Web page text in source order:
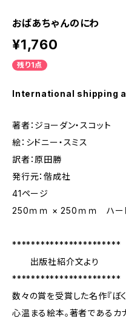
おばあちゃんのにわ
¥1,760
残り1点
International shipping
著者：ジョーダン・スコット
絵：シドニー・スミス
訳者：原田勝
発行元：偕成社
41ページ
250ｍｍ × 250ｍｍ ハー
***********************
出版社紹介文より
***********************
数々の賞を受賞した名作『ぼ
心温まる絵本。著者であるカ